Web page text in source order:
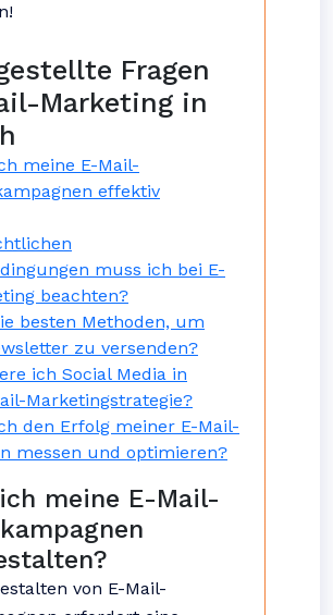
Fragen
Marketing in
meine E-Mail-
effektiv
muss ich bei E-
beachten?
besten Methoden, um
zu versenden?
ich Social Media in
Marketingstrategie?
den Erfolg meiner E-Mail-
messen und optimieren?
meine E-Mail-
von E-Mail-